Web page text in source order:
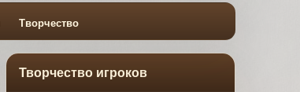
Творчество
Творчество игроков